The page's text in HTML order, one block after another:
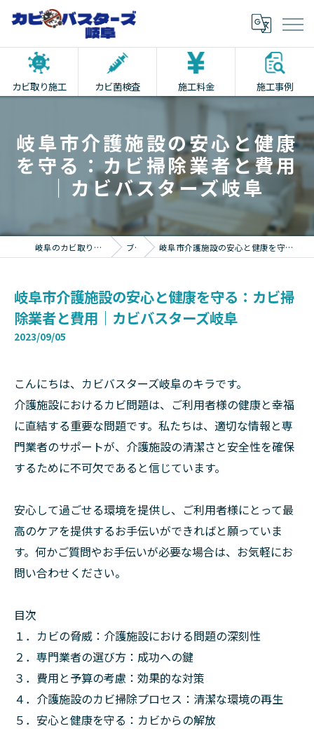
カビ取り施工 カビ菌検査 施工料金 施工事例
岐阜市介護施設の安心と健康
を守る：カビ掃除業者と費用
｜カビバスターズ岐阜
岐阜のカビ取りならカビバスターズ岐阜 ブログ 岐阜市介護施設の安心と健康を守る：カビ掃除業者と費用｜カビバスターズ岐阜
岐阜市介護施設の安心と健康を守る：カビ掃
除業者と費用｜カビバスターズ岐阜
2023/09/05
こんにちは、カビバスターズ岐阜のキラです。
介護施設におけるカビ問題は、ご利用者様の健康と幸福
に直結する重要な問題です。私たちは、適切な情報と専
門業者のサポートが、介護施設の清潔さと安全性を確保
するために不可欠であると信じています。
安心して過ごせる環境を提供し、ご利用者様にとって最
高のケアを提供するお手伝いができればと願っていま
す。何かご質問やお手伝いが必要な場合は、お気軽にお
問い合わせください。
目次
１．カビの脅威：介護施設における問題の深刻性
２．専門業者の選び方：成功への鍵
３．費用と予算の考慮：効果的な対策
４．介護施設のカビ掃除プロセス：清潔な環境の再生
５．安心と健康を守る：カビからの解放